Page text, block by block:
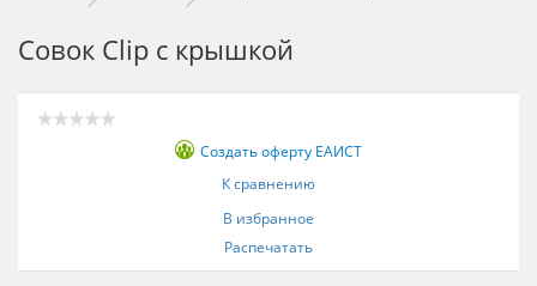
Совок Clip с крышкой
Создать оферту ЕАИСТ
К сравнению
В избранное
Распечатать